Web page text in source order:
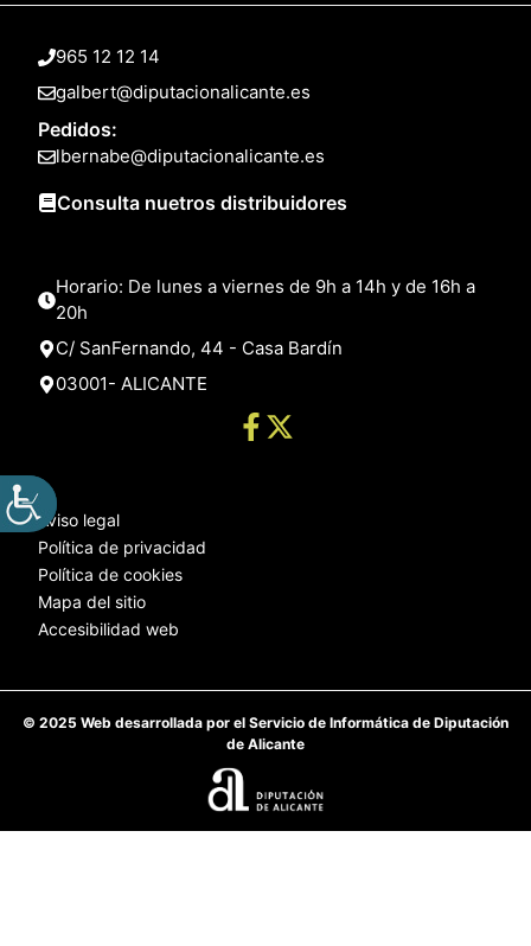
965 12 12 14
galbert@diputacionalicante.es
Pedidos:
lbernabe@diputacionalicante.es
Consulta nuetros distribuidores
Horario: De lunes a viernes de 9h a 14h y de 16h a
20h
C/ SanFernando, 44 - Casa Bardín
03001- ALICANTE
Aviso legal
Política de privacidad
Política de cookies
Mapa del sitio
Accesibilidad web
© 2025 Web desarrollada por el Servicio de Informática de Diputación
de Alicante